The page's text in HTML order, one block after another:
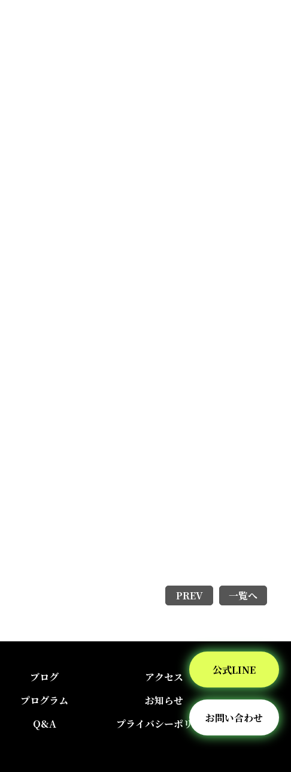
公式LINE
お問い合わせ
PREV 一覧へ
ブログ
アクセス
プログラム
お知らせ
Q&A
プライバシーポリシー